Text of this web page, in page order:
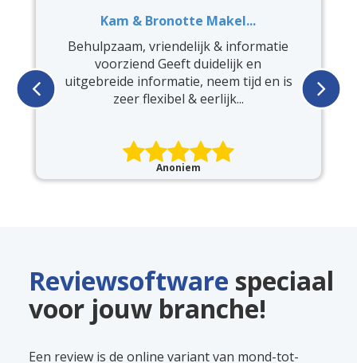
Kam & Bronotte Makel...
Behulpzaam, vriendelijk & informatie
voorziend Geeft duidelijk en
uitgebreide informatie, neem tijd en is
zeer flexibel & eerlijk...
Anoniem
Reviewsoftware speciaal
voor jouw branche!
Een review is de online variant van mond-tot-